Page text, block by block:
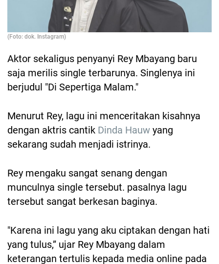
(Foto: dok. Instagram)
Aktor sekaligus penyanyi Rey Mbayang baru
saja merilis single terbarunya. Singlenya ini
berjudul "Di Sepertiga Malam."
Menurut Rey, lagu ini menceritakan kisahnya
dengan aktris cantik Dinda Hauw yang
sekarang sudah menjadi istrinya.
Rey mengaku sangat senang dengan
munculnya single tersebut. pasalnya lagu
tersebut sangat berkesan baginya.
"Karena ini lagu yang aku ciptakan dengan hati
yang tulus,” ujar Rey Mbayang dalam
keterangan tertulis kepada media online pada